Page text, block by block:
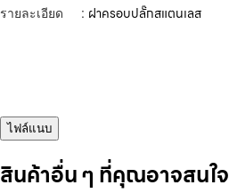
รายละเอียด : ฝาครอบปลั๊กสแตนเลส
ไฟล์แนบ
สินค้าอื่น ๆ ที่คุณอาจสนใจ